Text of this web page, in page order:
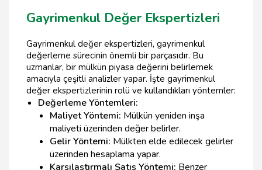
Gayrimenkul Değer Ekspertizleri
Gayrimenkul değer ekspertizleri, gayrimenkul
değerleme sürecinin önemli bir parçasıdır. Bu
uzmanlar, bir mülkün piyasa değerini belirlemek
amacıyla çeşitli analizler yapar. İşte gayrimenkul
değer ekspertizlerinin rolü ve kullandıkları yöntemler:
Değerleme Yöntemleri:
Maliyet Yöntemi: Mülkün yeniden inşa
maliyeti üzerinden değer belirler.
Gelir Yöntemi: Mülkten elde edilecek gelirler
üzerinden hesaplama yapar.
Karşılaştırmalı Satış Yöntemi: Benzer